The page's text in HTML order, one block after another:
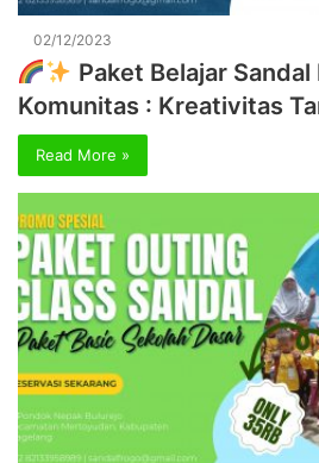
02/12/2023
Paket Belajar
Komunitas : Kreativitas
Read More »